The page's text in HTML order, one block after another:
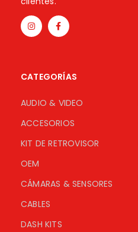
CATEGORÍAS
AUDIO & VIDEO
ACCESORIOS
KIT DE RETROVISOR
OEM
CÁMARAS & SENSORES
CABLES
DASH KITS